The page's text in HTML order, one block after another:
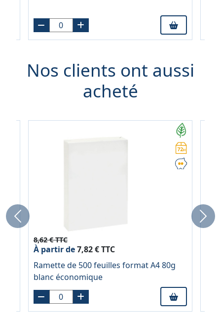
Nos clients ont aussi
acheté
8,62 € TTC
À partir de7,82 € TTC
Ramette de 500 feuilles format A4 80g
blanc économique
Previous Next